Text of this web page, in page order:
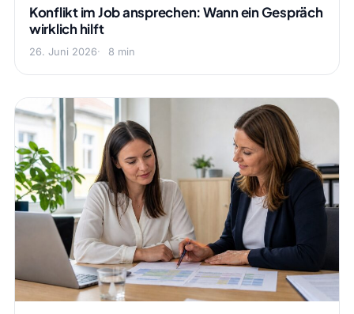
Konflikt im Job ansprechen: Wann ein Gespräch
wirklich hilft
26. Juni 2026 8 min